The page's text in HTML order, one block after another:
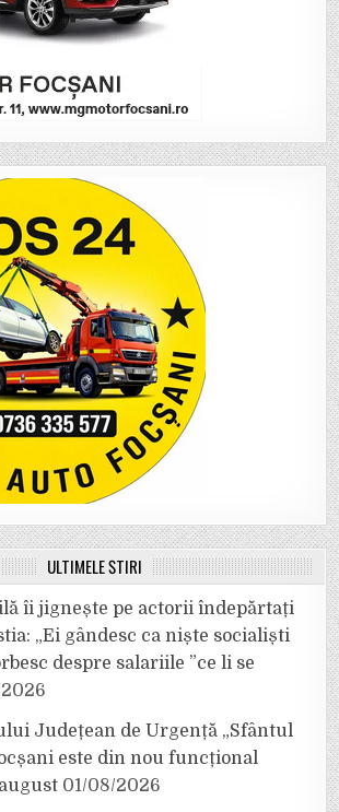
ULTIMELE ȘTIRI
îi jignește pe actorii îndepărtați
„Ei gândesc ca niște socialiști
despre salariile ”ce li se
Județean de Urgență „Sfântul
este din nou funcțional
01/08/2026